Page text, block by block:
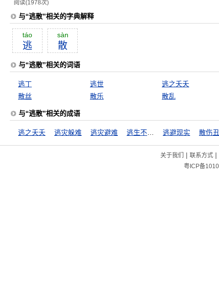
阅读(1978次)
与“逃散”相关的字典解释
táo
逃
sàn
散
与“逃散”相关的词语
逃丁 逃世
逃之夭夭
散丝
散乐 散乱
与“逃散”相关的成语
逃之夭夭 逃灾躲难 逃灾避难 逃避现实 散伤
关于我们 | 联系方式|
粤ICP备